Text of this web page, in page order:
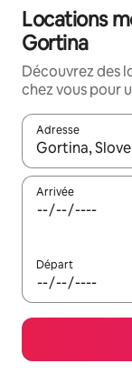
Locations
Gortina
Découvrez des
chez vous pour
Adresse
Lorsque les
Arrivée
Départ